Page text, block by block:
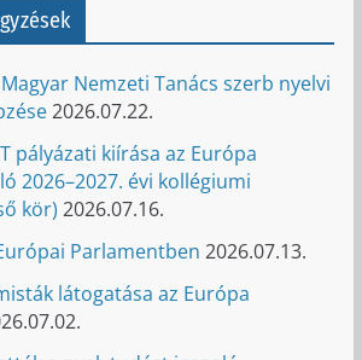
Nemzeti Tanács szerb nyelvi
2026.07.22.
pályázati kiírása az Európa
2026–2027. évi kollégiumi
kör) 2026.07.16.
Parlamentben 2026.07.13.
látogatása az Európa